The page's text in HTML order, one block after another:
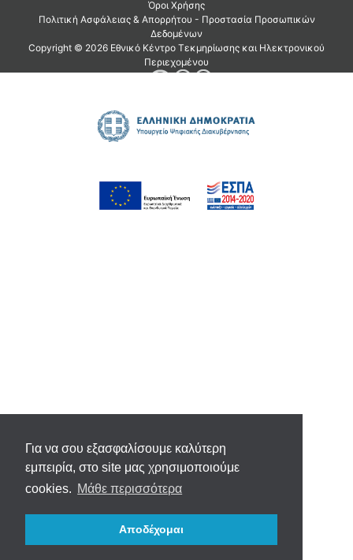
Για να σου εξασφαλίσουμε καλύτερη
εμπειρία, στο site μας χρησιμοποιούμε
cookies. Μάθε περισσότερα
Αποδέχομαι